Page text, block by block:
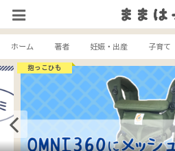
ホーム 著者 妊娠・出産 子育て
抱っこひも